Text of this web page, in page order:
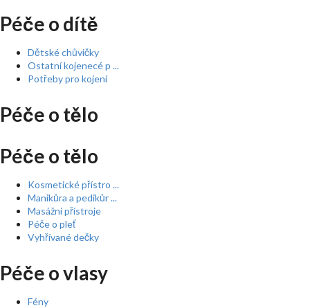
Péče o dítě
Dětské chůvičky
Ostatní kojenecé p ...
Potřeby pro kojení
Péče o tělo
Péče o tělo
Kosmetické přístro ...
Manikůra a pedikůr ...
Masážní přístroje
Péče o pleť
Vyhřívané dečky
Péče o vlasy
Fény